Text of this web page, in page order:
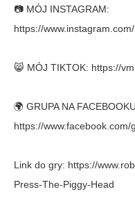
📷 MÓJ INSTAGRAM:
https://
😸 MÓJ TIKTOK: https://
🌍 GRUPA NA
https://
Link do gry: https://
Press-The-Piggy-Head